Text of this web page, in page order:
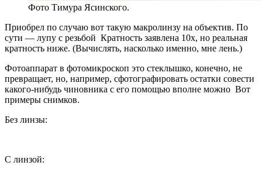
Фото Тимура Ясинского.
Приобрел по случаю вот такую макролинзу на объектив. По
сути — лупу с резьбой Кратность заявлена 10х, но реальная
кратность ниже. (Вычислять, насколько именно, мне лень.)
Фотоаппарат в фотомикроскоп это стеклышко, конечно, не
превращает, но, например, сфотографировать остатки совести
какого-нибудь чиновника с его помощью вполне можно Вот
примеры снимков.
Без линзы:
С линзой: